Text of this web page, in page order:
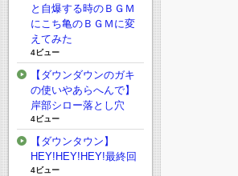
と自爆する時のＢＧＭ
にこち亀のＢＧＭに変
えてみた
4ビュー
【ダウンダウンのガキ
の使いやあらへんで】
岸部シロー落とし穴
4ビュー
【ダウンタウン】
HEY!HEY!HEY!最終回
4ビュー